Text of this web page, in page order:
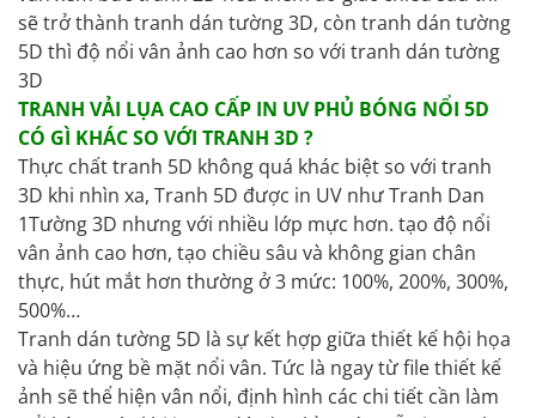
sẽ trở thành tranh dán tường 3D, còn tranh dán tường
5D thì độ nổi vân ảnh cao hơn so với tranh dán tường
3D
TRANH VẢI LỤA CAO CẤP IN UV PHỦ BÓNG NỔI 5D
CÓ GÌ KHÁC SO VỚI TRANH 3D ?
Thực chất tranh 5D không quá khác biệt so với tranh
3D khi nhìn xa, Tranh 5D được in UV như Tranh Dan
1Tường 3D nhưng với nhiều lớp mực hơn. tạo độ nổi
vân ảnh cao hơn, tạo chiều sâu và không gian chân
thực, hút mắt hơn thường ở 3 mức: 100%, 200%, 300%,
500%…
Tranh dán tường 5D là sự kết hợp giữa thiết kế hội họa
và hiệu ứng bề mặt nổi vân. Tức là ngay từ file thiết kế
ảnh sẽ thể hiện vân nổi, định hình các chi tiết cần làm